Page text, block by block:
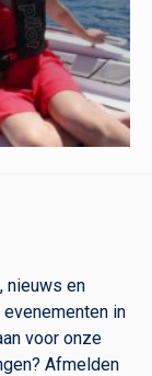
nieuws en
in
voor onze
Afmelden